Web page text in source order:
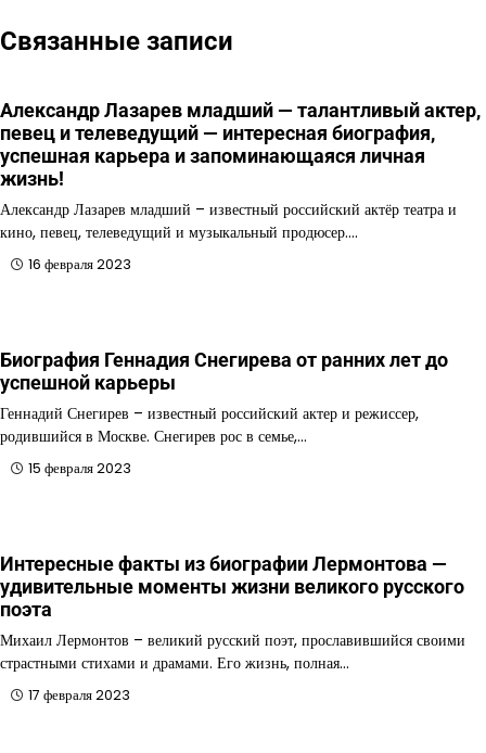
Связанные записи
Александр Лазарев младший — талантливый актер,
певец и телеведущий — интересная биография,
успешная карьера и запоминающаяся личная
жизнь!
Александр Лазарев младший – известный российский актёр театра и
кино, певец, телеведущий и музыкальный продюсер.…
16 февраля 2023
Биография Геннадия Снегирева от ранних лет до
успешной карьеры
Геннадий Снегирев – известный российский актер и режиссер,
родившийся в Москве. Снегирев рос в семье,…
15 февраля 2023
Интересные факты из биографии Лермонтова —
удивительные моменты жизни великого русского
поэта
Михаил Лермонтов – великий русский поэт, прославившийся своими
страстными стихами и драмами. Его жизнь, полная…
17 февраля 2023